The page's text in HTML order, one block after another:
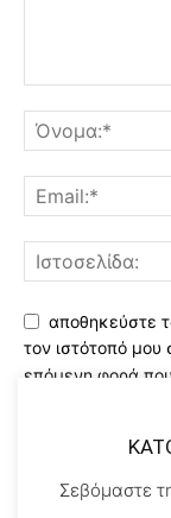
αποθηκεύστε
τον ιστότοπό μου
επόμενη φορά
αποθήκευση
τον
μας*
Σεβόμαστε